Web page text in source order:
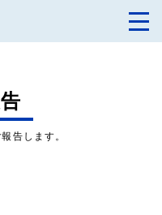
告します。